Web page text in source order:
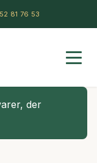
52 81 76 53
der